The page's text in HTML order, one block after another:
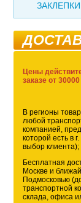
ЗАКЛЕПКИ
Цены
заказе от
В регионы
любой
компанией,
которой есть в
выбор клиента);
Бесплатная
Москве и
Подмосковью
транспортной
склада, офиса